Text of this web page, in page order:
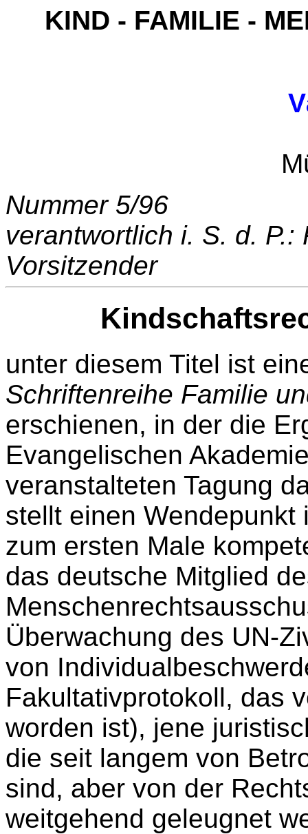
KIND - FAMILIE -
Nummer 5/96
verantwortlich i. S. d.
Vorsitzender
unter diesem Titel ist
Schriftenreihe Familie
erschienen, in der die
Evangelischen
veranstalteten Tagung
stellt einen Wendepunkt
zum ersten Male
das deutsche Mitglied
Überwachung des UN-
von
Fakultativprotokoll, das
worden ist), jene
die seit langem von
sind, aber von der
weitgehend geleugnet